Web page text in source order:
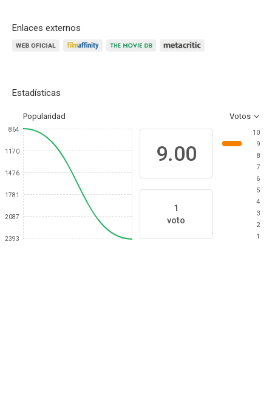
Enlaces externos
Estadísticas
Popularidad Votos
864
1170
1476
1781
2087
2393
9.00
1
voto
10
9
8
7
6
5
4
3
2
1